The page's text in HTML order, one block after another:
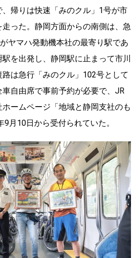
帰りは快速「みのクル」1号が市
った。静岡方面からの南側は、急
ヤマハ発動機本社の最寄り駅であ
を出発し、静岡駅に止まって市川
は急行「みのクル」102号として
自由席で事前予約が必要で、JR
ームページ「地域と静岡支社のも
月10日から受付られていた。